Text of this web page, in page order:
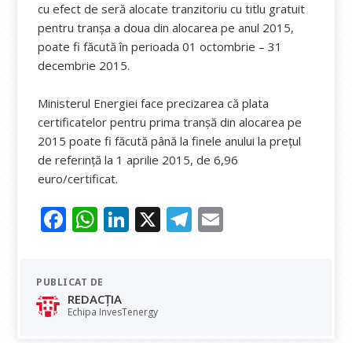
cu efect de seră alocate tranzitoriu cu titlu gratuit
pentru tranșa a doua din alocarea pe anul 2015,
poate fi făcută în perioada 01 octombrie – 31
decembrie 2015.
Ministerul Energiei face precizarea că plata
certificatelor pentru prima tranșă din alocarea pe
2015 poate fi făcută până la finele anului la prețul
de referință la 1 aprilie 2015, de 6,96
euro/certificat.
F
e
b
o
W
at
s
A
Li
dI
X T
PUBLICAT DE
REDACȚIA
Echipa InvesTenergy